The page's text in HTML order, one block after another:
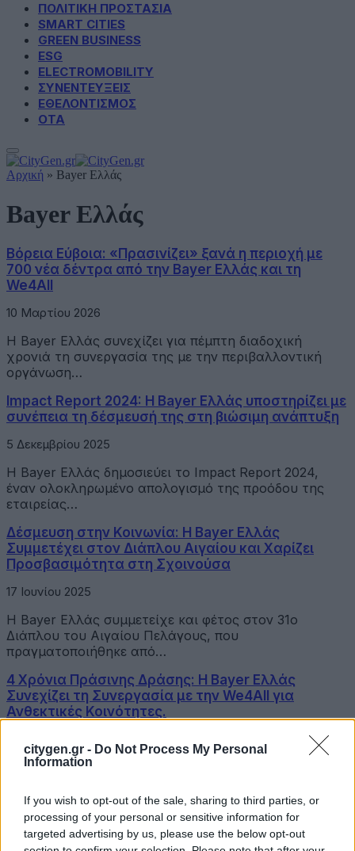
citygen.gr - Do Not Process My Personal
Information
If you wish to opt-out of the sale, sharing to third parties, or
processing of your personal or sensitive information for
targeted advertising by us, please use the below opt-out
ΠΟΛΙΤΙΚΗ ΠΡΟΣΤΑΣΙΑ
SMART CITIES
GREEN BUSINESS
ESG
ELECTROMOBILITY
ΣΥΝΕΝΤΕΥΞΕΙΣ
ΕΘΕΛΟΝΤΙΣΜΟΣ
ΟΤΑ
Αρχική » Bayer Ελλάς
Bayer Ελλάς
Βόρεια Εύβοια: «Πρασινίζει» ξανά η περιοχή με
700 νέα δέντρα από την Bayer Ελλάς και τη
We4All
10 Μαρτίου 2026
Η Bayer Ελλάς συνεχίζει για πέμπτη διαδοχική
χρονιά τη συνεργασία της με την περιβαλλοντική
οργάνωση…
Impact Report 2024: Η Bayer Ελλάς υποστηρίζει με
συνέπεια τη δέσμευσή της στη βιώσιμη ανάπτυξη
5 Δεκεμβρίου 2025
Η Bayer Ελλάς δημοσιεύει το Impact Report 2024,
έναν ολοκληρωμένο απολογισμό της προόδου της
εταιρείας…
Δέσμευση στην Κοινωνία: Η Bayer Ελλάς
Συμμετέχει στον Διάπλου Αιγαίου και Χαρίζει
Προσβασιμότητα στη Σχοινούσα
17 Ιουνίου 2025
Η Bayer Ελλάς συμμετείχε και φέτος στον 31ο
Διάπλου του Αιγαίου Πελάγους, που
πραγματοποιήθηκε από…
4 Χρόνια Πράσινης Δράσης: Η Bayer Ελλάς
Συνεχίζει τη Συνεργασία με την We4All για
Ανθεκτικές Κοινότητες.
Η Bayer Ελλάς ανακοινώνει την τέταρτη συνεχόμενη
οργάνωση We4All,…
Η Bayer Ελλάς στηρίζει τις τοπικές κοινότητες και
το περιβάλλον